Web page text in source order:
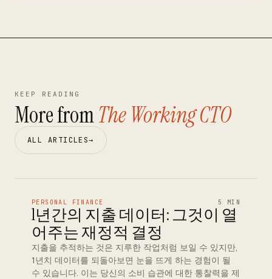
KEEP READING
More fromThe Working CTO
ALL ARTICLES→
PERSONAL FINANCE 5 MIN
1년간의 지출 데이터: 그것이 열
어주는 재정적 결정
지출을 추적하는 것은 지루한 작업처럼 보일 수 있지만,
1년치 데이터를 되돌아보면 눈을 뜨게 하는 경험이 될
수 있습니다. 이는 당신의 소비 습관에 대한 통찰력을 제